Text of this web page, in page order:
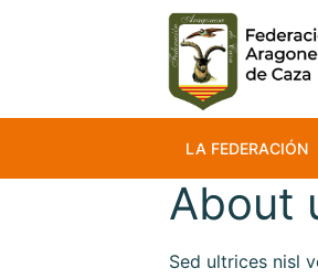
LA FEDERACIÓN
About
Sed ultrices nisl